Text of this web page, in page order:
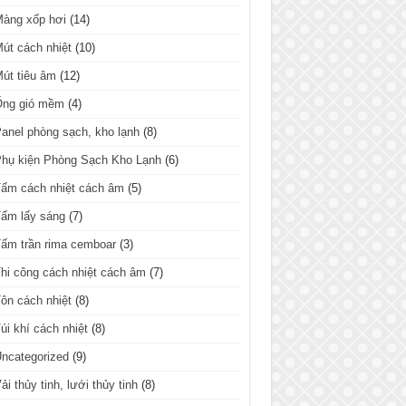
xốp hơi (14)
cách nhiệt (10)
tiêu âm (12)
gió mềm (4)
phòng sạch, kho lạnh (8)
kiện Phòng Sạch Kho Lạnh (6)
cách nhiệt cách âm (5)
lấy sáng (7)
trần rima cemboar (3)
công cách nhiệt cách âm (7)
cách nhiệt (8)
khí cách nhiệt (8)
(9)
thủy tinh, lưới thủy tinh (8)